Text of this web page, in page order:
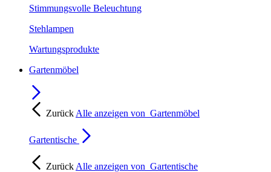
Stimmungsvolle Beleuchtung
Stehlampen
Wartungsprodukte
Gartenmöbel
Zurück Alle anzeigen von Gartenmöbel
Gartentische
Zurück Alle anzeigen von Gartentische